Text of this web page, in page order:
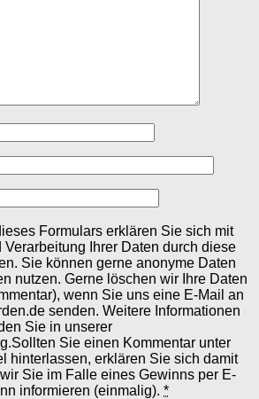
Formulars erklären Sie sich mit
Ihrer Daten durch diese
Sie können gerne anonyme Daten
nutzen. Gerne löschen wir Ihre Daten
wenn Sie uns eine E-Mail an
senden. Weitere Informationen
Sie in unserer
Sie einen Kommentar unter
hinterlassen, erklären Sie sich damit
Sie im Falle eines Gewinns per E-
informieren (einmalig). *